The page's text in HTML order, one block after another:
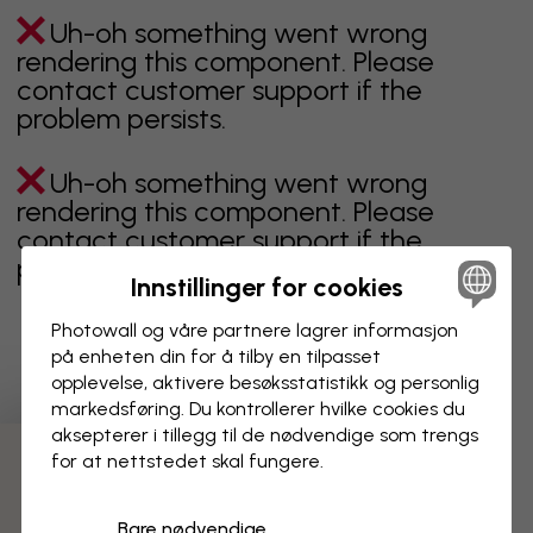
Uh-oh something went wrong
rendering this component. Please
contact customer support if the
problem persists.
Uh-oh something went wrong
rendering this component. Please
contact customer support if the
problem persists.
Viser side 1 av 1 sider
Oppdag fleire kategoriar
Innstillinger for cookies
Photowall og våre partnere lagrer informasjon
på enheten din for å tilby en tilpasset
opplevelse, aktivere besøks­statistikk og personlig
markedsføring. Du kontrollerer hvilke cookies du
aksepterer i tillegg til de nødvendige som trengs
for at nettstedet skal fungere.